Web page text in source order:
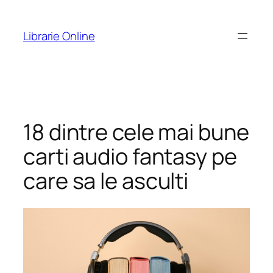
content
Librarie Online
18 dintre cele mai bune
carti audio fantasy pe
care sa le asculti